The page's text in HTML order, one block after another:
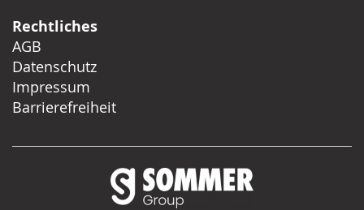
Rechtliches
AGB
Datenschutz
Impressum
Barrierefreiheit